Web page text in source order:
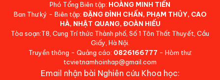
Phó Tổng Biên tập: HOÀNG MINH TIẾN
Ban Thư ký - Biên tập: ĐẶNG ĐÌNH CHẤN, PHẠM THỦY, CAO
HÀ, NHẬT QUANG, ĐOÀN HIẾU
Tòa soạn:T8, Cung Trí thức Thành phố, Số 1 Tôn Thất Thuyết, Cầu
Giấy, Hà Nội.
Truyền thông - Quảng cáo: 0826166777 - Hòm thư:
tcvietnamhoinhap@gmail.com
Email nhận bài Nghiên cứu Khoa học: